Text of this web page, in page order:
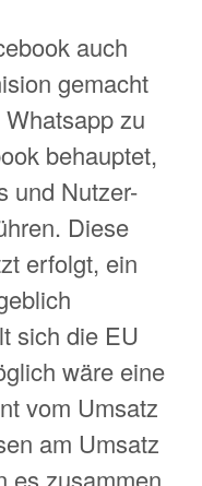
auch
gemacht
zu
behauptet,
und Nutzer-
Diese
erfolgt, ein
sich die EU
wäre eine
vom Umsatz
am Umsatz
es zusammen